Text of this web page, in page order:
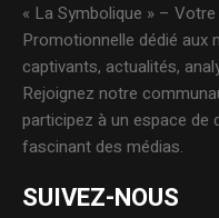
« La Symbolique » –
Promotionnelle dédié aux
captivants, actualités,
Rejoignez notre
participez à un espace de
fascinant des médias.
SUIVEZ-NOUS